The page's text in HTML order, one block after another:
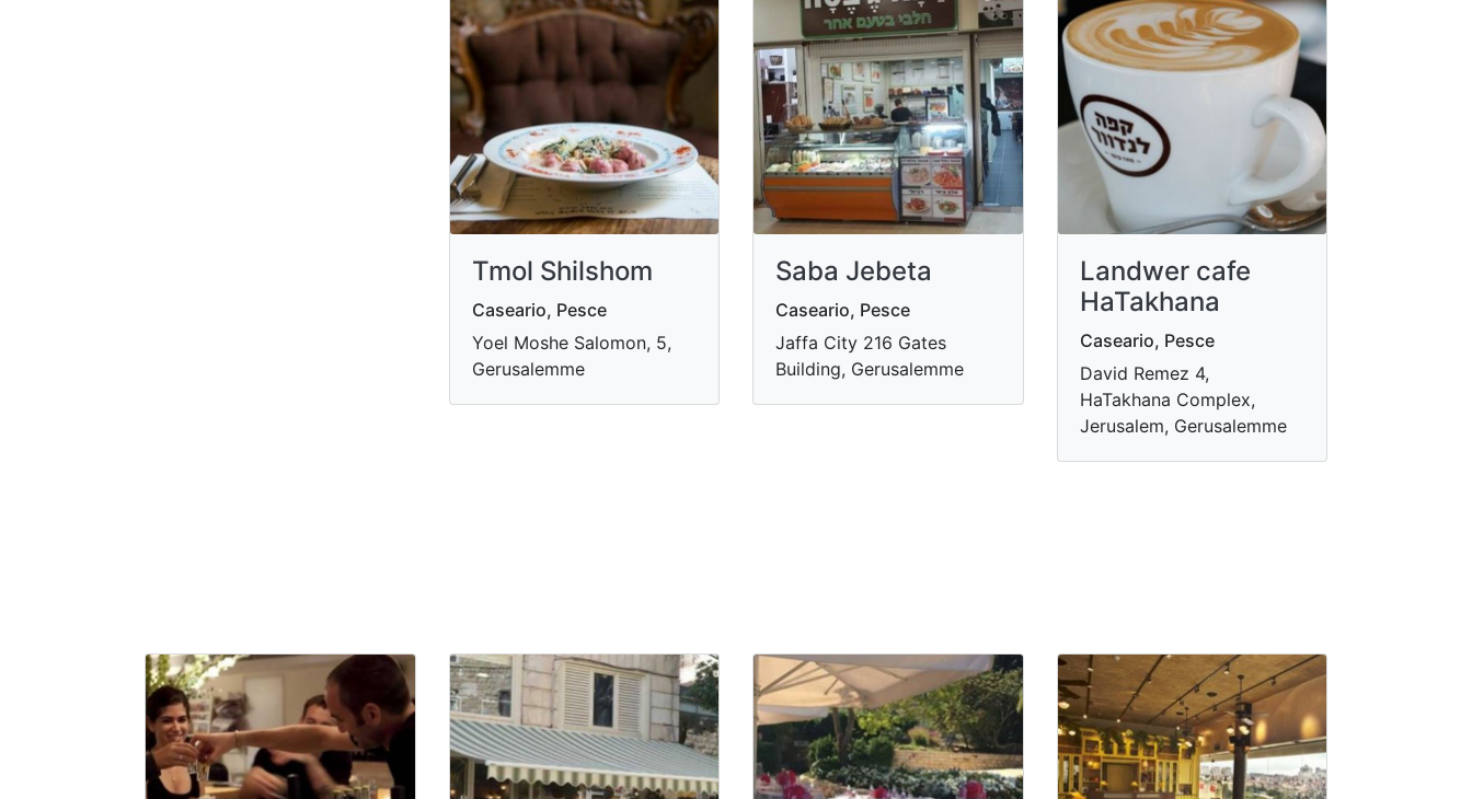
Tmol Shilshom
Caseario, Pesce
Yoel Moshe Salomon, 5,
Gerusalemme
Saba Jebeta
Caseario, Pesce
Jaffa City 216 Gates
Building, Gerusalemme
Landwer cafe
HaTakhana
Caseario, Pesce
David Remez 4,
HaTakhana Complex,
Jerusalem, Gerusalemme